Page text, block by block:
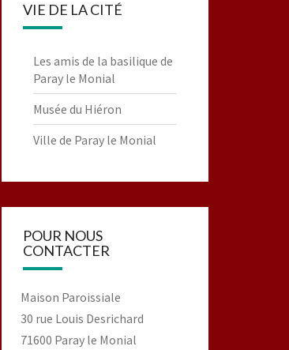
VIE DE LA CITÉ
Les amis de la basilique de
Paray le Monial
Musée du Hiéron
Ville de Paray le Monial
POUR NOUS
CONTACTER
Maison Paroissiale
30 rue Louis Desrichard
71600 Paray le Monial